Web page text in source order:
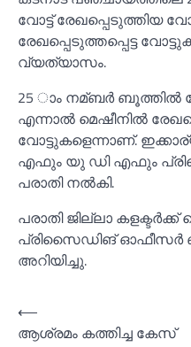
വോട്ട് രേഖപ്പെടുത്തിയ
രേഖപ്പെടുത്തപ്പെട്ട
വ്യത്യാസം.
25 ാം നമ്ബര്‍ ബൂത്തില്‍
എന്നാല്‍ മെഷീനില്‍
വോട്ടുകളെന്നാണ്.
എഫും യു ഡി എഫും
പരാതി നല്‍കി.
പരാതി ജില്ലാ
പ്രിസൈഡിങ് ഓഫീസര്‍
അറിയിച്ചു.
Post
navigation
⟵
ആശ്രമം കത്തിച്ച കേസ്